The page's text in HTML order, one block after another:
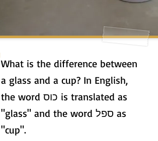
What is the difference between
a glass and a cup? In English,
the word כוס is translated as
"glass" and the word ספל as
"cup".